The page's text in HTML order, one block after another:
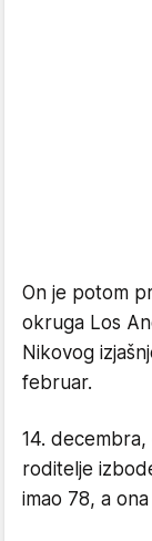
On je potom
okruga Los
Nikovog
februar.
14.
roditelje
imao 78, a